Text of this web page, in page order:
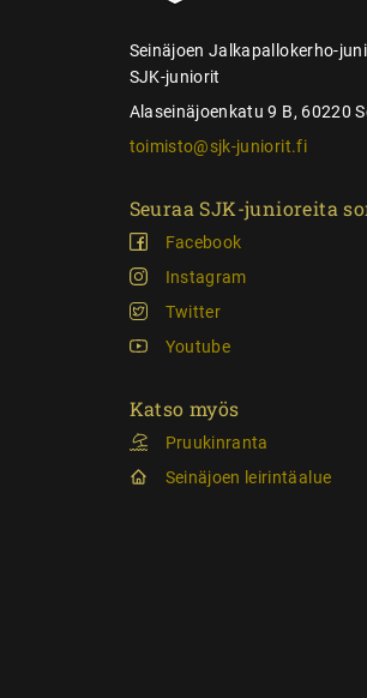
Seinäjoen Jalkapallokerho-
SJK-juniorit
Alaseinäjoenkatu 9 B, 60220
toimisto@sjk-juniorit.fi
Seuraa SJK-junioreita
Facebook
Instagram
Twitter
Youtube
Katso myös
Pruukinranta
Seinäjoen leirintäalue